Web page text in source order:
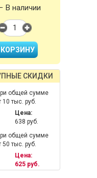
− В наличии
СКИДКИ
общей сумме
10 тыс. руб.
Цена:
638 руб.
общей сумме
50 тыс. руб.
Цена:
625 руб.